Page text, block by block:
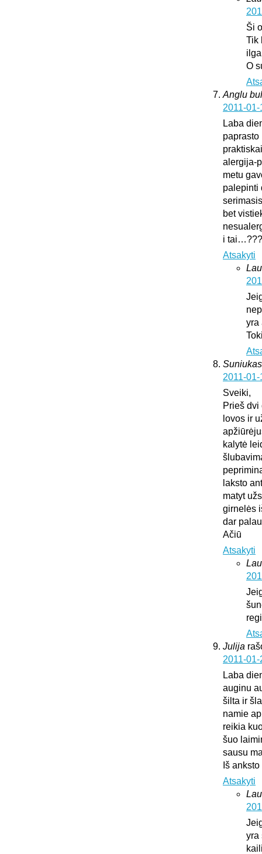
Ši
Tik
O
Anglu
2011-
Laba
paprasto
alergija-
metu
palepinti
bet
i tai…???
Atsakyti
yra
2011-
Sveiki,
Prieš
lovos ir
kalytė
laksto
matyt
girnelės
dar
Ačiū
Atsakyti
Julija
2011-
Laba
auginu
šilta ir
namie
reikia
šuo
sausu
Iš
Atsakyti
yra